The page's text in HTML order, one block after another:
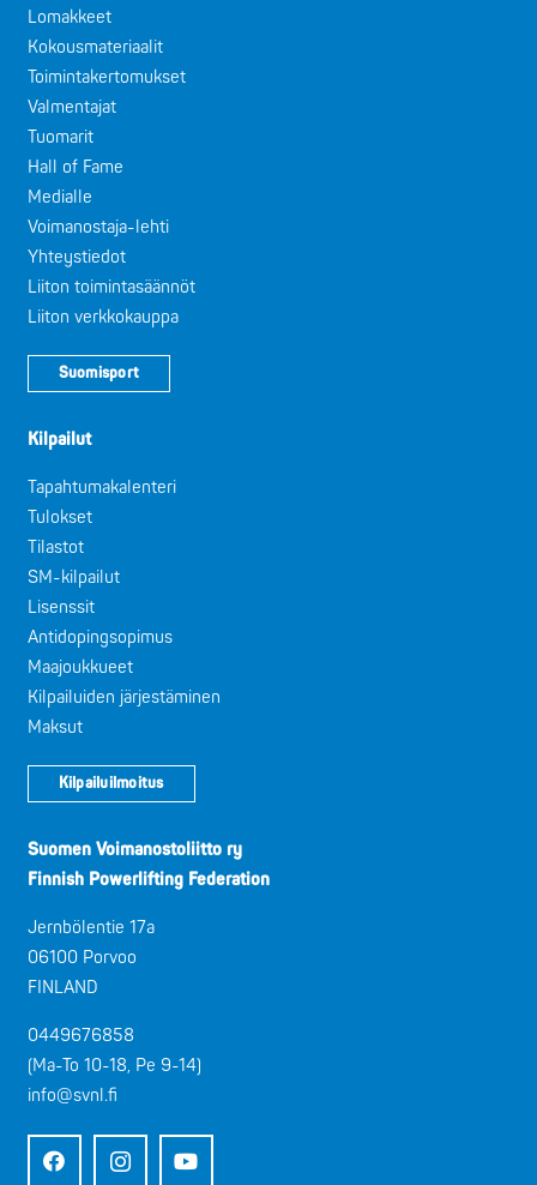
Lomakkeet
Kokousmateriaalit
Toimintakertomukset
Valmentajat
Tuomarit
Hall of Fame
Medialle
Voimanostaja-lehti
Yhteystiedot
Liiton toimintasäännöt
Liiton verkkokauppa
Suomisport
Kilpailut
Tapahtumakalenteri
Tulokset
Tilastot
SM-kilpailut
Lisenssit
Antidopingsopimus
Maajoukkueet
Kilpailuiden järjestäminen
Maksut
Kilpailuilmoitus
Suomen Voimanostoliitto ry
Finnish Powerlifting Federation
Jernbölentie 17a
06100 Porvoo
FINLAND
0449676858
(Ma-To 10-18, Pe 9-14)
info@svnl.fi